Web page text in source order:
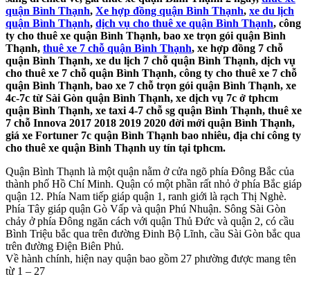
quận Bình Thạnh, Xe hợp đồng quận Bình Thạnh, xe du lịch
quận Bình Thạnh, dịch vụ cho thuê xe quận Bình Thạnh, công
ty cho thuê xe quận Bình Thạnh, bao xe trọn gói quận Bình
Thạnh, thuê xe 7 chỗ quận Bình Thạnh, xe hợp đồng 7 chỗ
quận Bình Thạnh, xe du lịch 7 chỗ quận Bình Thạnh, dịch vụ
cho thuê xe 7 chỗ quận Bình Thạnh, công ty cho thuê xe 7 chỗ
quận Bình Thạnh, bao xe 7 chỗ trọn gói quận Bình Thạnh, xe
4c-7c từ Sài Gòn quận Bình Thạnh, xe dịch vụ 7c ở tphcm
quận Bình Thạnh, xe taxi 4-7 chỗ sg quận Bình Thạnh, thuê xe
7 chỗ Innova 2017 2018 2019 2020 đời mới quận Bình Thạnh,
giá xe Fortuner 7c quận Bình Thạnh bao nhiêu, địa chỉ công ty
cho thuê xe quận Bình Thạnh uy tín tại tphcm.
Quận Bình Thạnh là một quận nằm ở cửa ngõ phía Đông Bắc của
thành phố Hồ Chí Minh. Quận có một phần rất nhỏ ở phía Bắc giáp
quận 12. Phía Nam tiếp giáp quận 1, ranh giới là rạch Thị Nghè.
Phía Tây giáp quận Gò Vấp và quận Phú Nhuận. Sông Sài Gòn
chảy ở phía Đông ngăn cách với quận Thủ Đức và quận 2, có cầu
Bình Triệu bắc qua trên đường Đinh Bộ Lĩnh, cầu Sài Gòn bắc qua
trên đường Điện Biên Phủ.
Về hành chính, hiện nay quận bao gồm 27 phường được mang tên
từ 1 – 27